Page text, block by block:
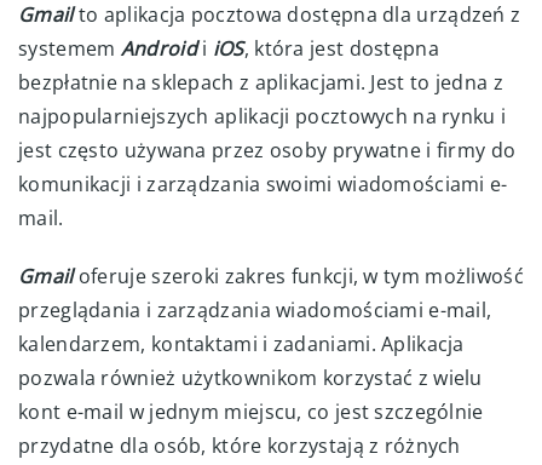
Gmail to aplikacja pocztowa dostępna dla urządzeń z
systemem Android i iOS, która jest dostępna
bezpłatnie na sklepach z aplikacjami. Jest to jedna z
najpopularniejszych aplikacji pocztowych na rynku i
jest często używana przez osoby prywatne i firmy do
komunikacji i zarządzania swoimi wiadomościami e-
mail.
Gmail oferuje szeroki zakres funkcji, w tym możliwość
przeglądania i zarządzania wiadomościami e-mail,
kalendarzem, kontaktami i zadaniami. Aplikacja
pozwala również użytkownikom korzystać z wielu
kont e-mail w jednym miejscu, co jest szczególnie
przydatne dla osób, które korzystają z różnych